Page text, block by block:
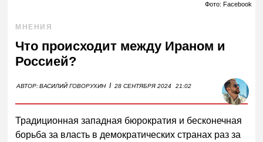
Фото: Facebook
МНЕНИЯ
Что происходит между Ираном и
Россией?
АВТОР:ВАСИЛИЙ ГОВОРУХИН I 28 СЕНТЯБРЯ 2024 21:02
Традиционная западная бюрократия и бесконечная
борьба за власть в демократических странах раз за